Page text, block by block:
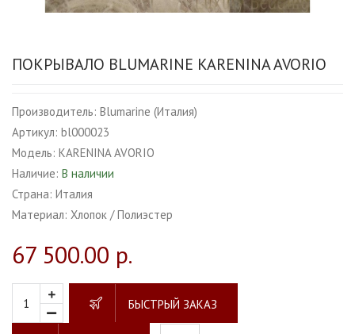
ПОКРЫВАЛО BLUMARINE KARENINA AVORIO
Производитель: Blumarine (Италия)
Артикул: bl000023
Модель: KARENINA AVORIO
Наличие: В наличии
Страна: Италия
Материал: Хлопок / Полиэстер
67 500.00 р.
БЫСТРЫЙ ЗАКАЗ